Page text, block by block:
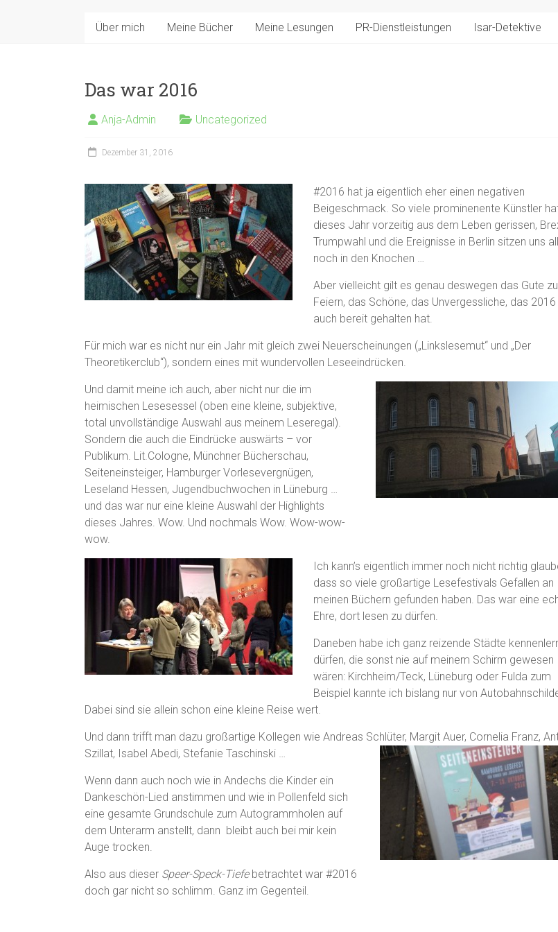
Über mich Meine Bücher Meine Lesungen PR-Dienstleistungen Isar-Detektive
Das war 2016
Anja-Admin Uncategorized
Dezember 31, 2016
#2016 hat ja eigentlich eher einen negativen
Beigeschmack. So viele prominenente Künstler
dieses Jahr vorzeitig aus dem Leben gerissen,
Trumpwahl und die Ereignisse in Berlin sitzen uns
noch in den Knochen …
Aber vielleicht gilt es genau deswegen das Gute zu
Feiern, das Schöne, das Unvergessliche, das
auch bereit gehalten hat.
Für mich war es nicht nur ein Jahr mit gleich zwei Neuerscheinungen („Linkslesemut“ und „Der
Theoretikerclub“), sondern eines mit wundervollen Leseeindrücken.
Und damit meine ich auch, aber nicht nur die im
heimischen Lesesessel (oben eine kleine, subjektive,
total unvollständige Auswahl aus meinem Leseregal).
Sondern die auch die Eindrücke auswärts – vor
Publikum. Lit.Cologne, Münchner Bücherschau,
Seiteneinsteiger, Hamburger Vorlesevergnügen,
Leseland Hessen, Jugendbuchwochen in Lüneburg …
und das war nur eine kleine Auswahl der Highlights
dieses Jahres. Wow. Und nochmals Wow. Wow-wow-
wow.
Ich kann’s eigentlich immer noch nicht richtig
dass so viele großartige Lesefestivals Gefallen an
meinen Büchern gefunden haben. Das war eine
Ehre, dort lesen zu dürfen.
Daneben habe ich ganz reizende Städte
dürfen, die sonst nie auf meinem Schirm gewesen
wären: Kirchheim/Teck, Lüneburg oder Fulda zum
Beispiel kannte ich bislang nur von
Dabei sind sie allein schon eine kleine Reise wert.
Und dann trifft man dazu großartige Kollegen wie Andreas Schlüter, Margit Auer, Cornelia Franz,
Szillat, Isabel Abedi, Stefanie Taschinski …
Wenn dann auch noch wie in Andechs die Kinder ein
Dankeschön-Lied anstimmen und wie in Pollenfeld sich
eine gesamte Grundschule zum Autogrammholen auf
dem Unterarm anstellt, dann bleibt auch bei mir kein
Auge trocken.
Also aus dieser Speer-Speck-Tiefebetrachtet war #2016
doch gar nicht so schlimm. Ganz im Gegenteil.